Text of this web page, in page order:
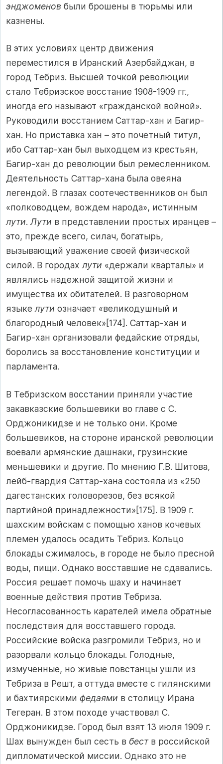
энджоменов были брошены в тюрьмы или
казнены.
В этих условиях центр движения
переместился в Иранский Азербайджан, в
город Тебриз. Высшей точкой революции
стало Тебризское восстание 1908-1909 гг.,
иногда его называют «гражданской войной».
Руководили восстанием Саттар-хан и Багир-
хан. Но приставка хан – это почетный титул,
ибо Саттар-хан был выходцем из крестьян,
Багир-хан до революции был ремесленником.
Деятельность Саттар-хана была овеяна
легендой. В глазах соотечественников он был
«полководцем, вождем народа», истинным
лути.Лути в представлении простых иранцев –
это, прежде всего, силач, богатырь,
вызывающий уважение своей физической
силой. В городахлути «держали кварталы» и
являлись надежной защитой жизни и
имущества их обитателей. В разговорном
языкелути означает «великодушный и
благородный человек»[174]. Саттар-хан и
Багир-хан организовали федайские отряды,
боролись за восстановление конституции и
парламента.
В Тебризском восстании приняли участие
закавказские большевики во главе с С.
Орджоникидзе и не только они. Кроме
большевиков, на стороне иранской революции
воевали армянские дашнаки, грузинские
меньшевики и другие. По мнению Г.В. Шитова,
лейб-гвардия Саттар-хана состояла из «250
дагестанских головорезов, без всякой
партийной принадлежности»[175]. В 1909 г.
шахским войскам с помощью ханов кочевых
племен удалось осадить Тебриз. Кольцо
блокады сжималось, в городе не было пресной
воды, пищи. Однако восставшие не сдавались.
Россия решает помочь шаху и начинает
военные действия против Тебриза.
Несогласованность карателей имела обратные
последствия для восставшего города.
Российские войска разгромили Тебриз, но и
разорвали кольцо блокады. Голодные,
измученные, но живые повстанцы ушли из
Тебриза в Решт, а оттуда вместе с гилянскими
и бахтиярскими федаями в столицу Ирана
Тегеран. В этом походе участвовал С.
Орджоникидзе. Город был взят 13 июля 1909 г.
Шах вынужден был сесть в беств российской
дипломатической миссии. Однако это не